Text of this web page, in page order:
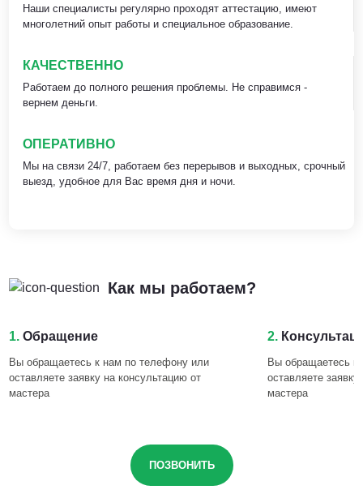
Наши специалисты регулярно проходят аттестацию, имеют
многолетний опыт работы и специальное образование.
КАЧЕСТВЕННО
Работаем до полного решения проблемы. Не справимся -
вернем деньги.
ОПЕРАТИВНО
Мы на связи 24/7, работаем без перерывов и выходных, срочный
выезд, удобное для Вас время дня и ночи.
Как мы работаем?
1. Обращение
Вы обращаетесь к нам по телефону или
оставляете заявку на консультацию от
мастера
2.
Вы обращаетесь
оставляете
мастера
ПОЗВОНИТЬ